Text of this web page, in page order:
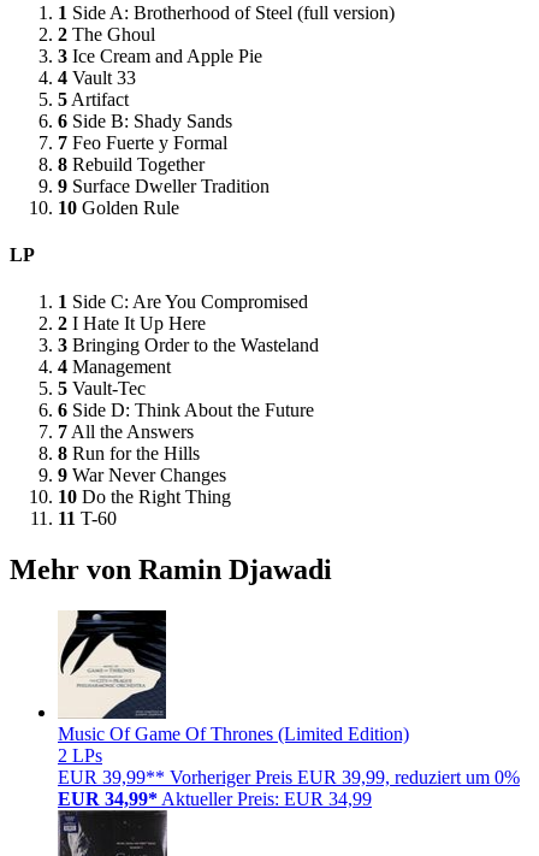
1 Side A: Brotherhood of Steel (full version)
2 The Ghoul
3 Ice Cream and Apple Pie
4 Vault 33
5 Artifact
6 Side B: Shady Sands
7 Feo Fuerte y Formal
8 Rebuild Together
9 Surface Dweller Tradition
10 Golden Rule
LP
1 Side C: Are You Compromised
2 I Hate It Up Here
3 Bringing Order to the Wasteland
4 Management
5 Vault-Tec
6 Side D: Think About the Future
7 All the Answers
8 Run for the Hills
9 War Never Changes
10 Do the Right Thing
11 T-60
Mehr von Ramin Djawadi
Music Of Game Of Thrones (Limited Edition)
2 LPs
EUR 39,99** Vorheriger Preis EUR 39,99, reduziert um 0%
EUR 34,99* Aktueller Preis: EUR 34,99